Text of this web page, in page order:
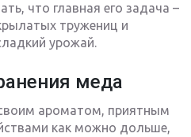
что главная его задача –
тружениц и
урожай.
меда
ароматом, приятным
как можно дольше,